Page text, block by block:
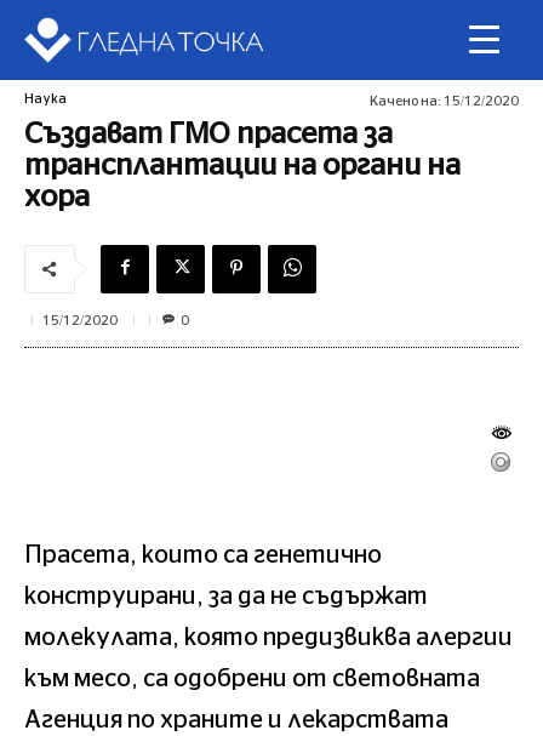
Наука Качено на: 15/12/2020
Създават ГМО прасета за
трансплантации на органи на
хора
15/12/2020 0
Прасета, които са генетично
конструирани, за да не съдържат
молекулата, която предизвиква алергии
към месо, са одобрени от световната
Агенция по храните и лекарствата